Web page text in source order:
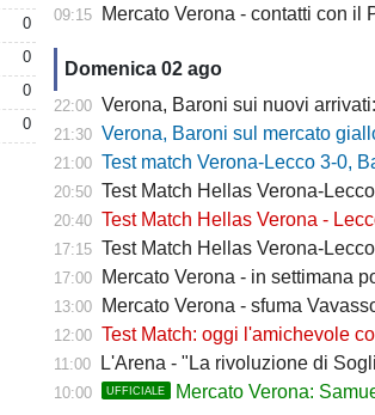
0
0
0
0
09:15 Mercato Verona - contatti con il
Domenica 02 ago
22:00 Verona, Baroni sui nuovi arrivati: «Pochi
21:30 Verona, Baroni sul mercato gialloblù: «La società
21:00 Test match Verona-Lecco 3-0, Baroni: «Contento di quello
20:50 Test Match Hellas Verona-
20:40 Test Match Hellas Verona -
17:15 Test Match Hellas Verona-
17:00 Mercato Verona - in settimana
13:00 Mercato Verona - sfuma
12:00 Test Match: oggi l'amichevole
11:00 L'Arena - "La rivoluzione di Sogliano:
10:00 UFFICIALE Mercato Verona: Samuele